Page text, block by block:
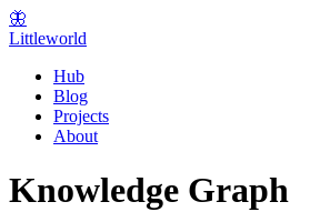
🦋
Littleworld
Hub
Blog
Projects
About
Knowledge Graph